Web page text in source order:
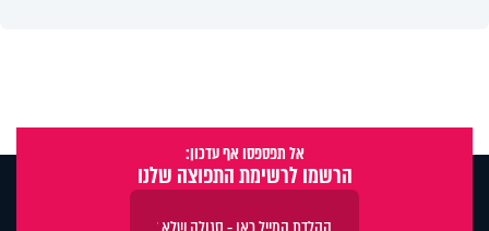
אל תפספסו אף עדכון:
הרשמו לרשימת התפוצה שלנו